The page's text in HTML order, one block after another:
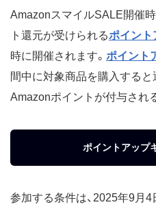
AmazonスマイルSALE開催
ト還元が受けられるポイント
時に開催されます。 ポイント
間中に対象商品を購入する
Amazonポイントが付与され
ポイントアップ
参加する条件は、2025年9月